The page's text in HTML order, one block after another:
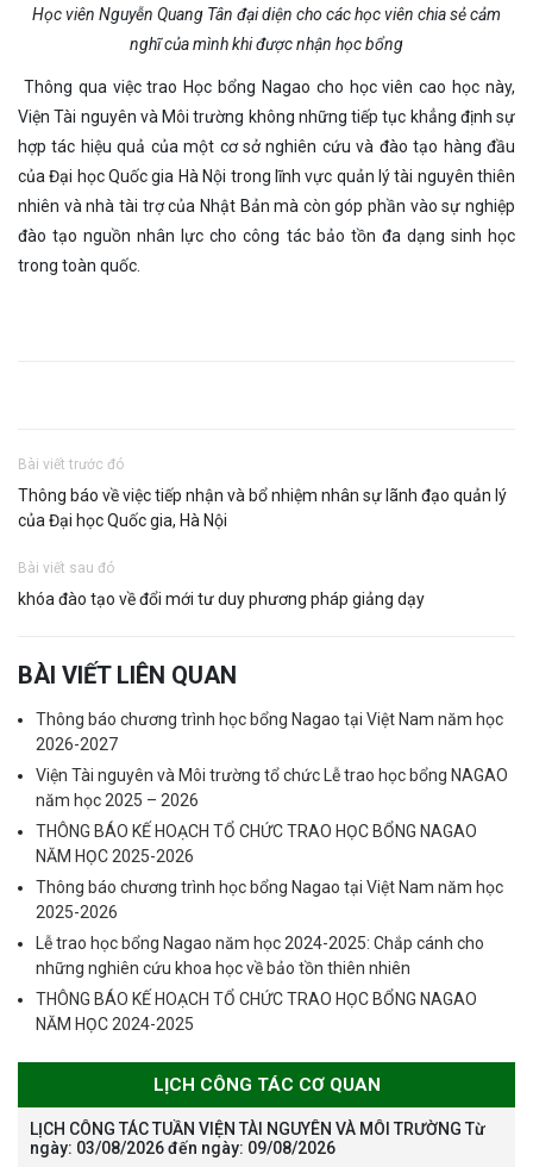
Học viên Nguyễn Quang Tân đại diện cho các học viên chia sẻ cảm
nghĩ của mìnhkhi được nhận học bổng
Thông qua việc trao Học bổng Nagao cho học viên cao học này,
Viện Tài nguyên và Môi trường không những tiếp tục khẳng định sự
hợp tác hiệu quả của một cơ sở nghiên cứu và đào tạo hàng đầu
của Đại học Quốc gia Hà Nội trong lĩnh vực quản lý tài nguyên thiên
nhiên và nhà tài trợ của Nhật Bản mà còn góp phần vào sự nghiệp
đào tạo nguồn nhân lực cho công tác bảo tồn đa dạng sinh học
trong toàn quốc.
Bài viết trước đó
Thông báo về việc tiếp nhận và bổ nhiệm nhân sự lãnh đạo quản lý
của Đại học Quốc gia, Hà Nội
Bài viết sau đó
khóa đào tạo về đổi mới tư duy phương pháp giảng dạy
BÀI VIẾT LIÊN QUAN
Thông báo chương trình học bổng Nagao tại Việt Nam năm học
2026-2027
Viện Tài nguyên và Môi trường tổ chức Lễ trao học bổng NAGAO
năm học 2025 – 2026
THÔNG BÁO KẾ HOẠCH TỔ CHỨC TRAO HỌC BỔNG NAGAO
NĂM HỌC 2025-2026
Thông báo chương trình học bổng Nagao tại Việt Nam năm học
2025-2026
Lễ trao học bổng Nagao năm học 2024-2025: Chắp cánh cho
những nghiên cứu khoa học về bảo tồn thiên nhiên
THÔNG BÁO KẾ HOẠCH TỔ CHỨC TRAO HỌC BỔNG NAGAO
NĂM HỌC 2024-2025
LỊCH CÔNG TÁC CƠ QUAN
LỊCH CÔNG TÁC TUẦN VIỆN TÀI NGUYÊN VÀ MÔI TRƯỜNG Từ
ngày: 03/08/2026 đến ngày: 09/08/2026